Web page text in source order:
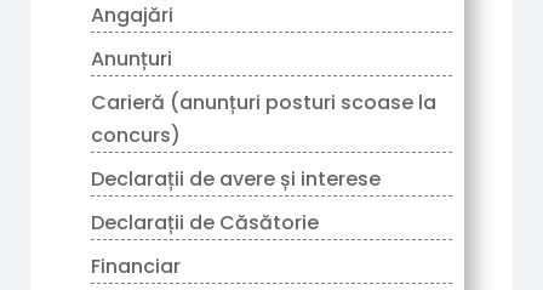
Angajări
Anunțuri
Carieră (anunțuri posturi scoase la
concurs)
Declarații de avere și interese
Declarații de Căsătorie
Financiar